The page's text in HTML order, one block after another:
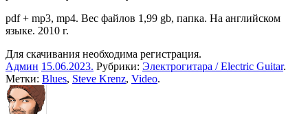
pdf + mp3, mp4. Вес файлов 1,99 gb, папка. На английском
языке. 2010 г.
Для скачивания необходима регистрация.
Админ 15.06.2023. Рубрики: Электрогитара / Electric Guitar.
Метки: Blues, Steve Krenz, Video.